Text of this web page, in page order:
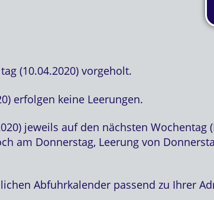
(10.04.2020) vorgeholt.
erfolgen keine Leerungen.
jeweils auf den nächsten Wochentag
am Donnerstag, Leerung von
Abfuhrkalender passend zu Ihrer